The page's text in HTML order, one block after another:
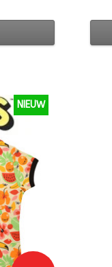
NIEUW